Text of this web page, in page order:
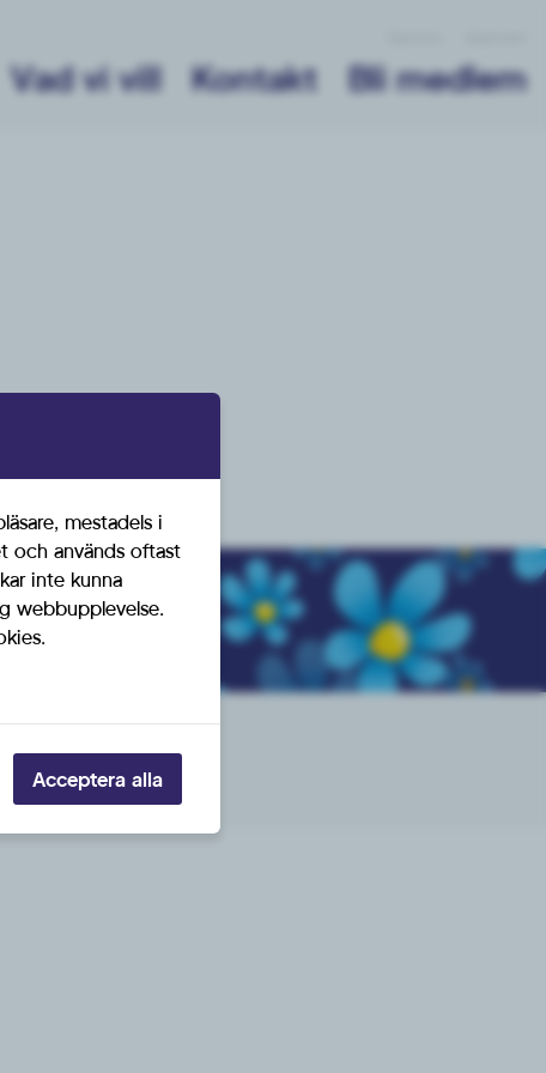
Vad vi vill Kontakt Bli medlem
mestadels i
och används oftast
inte kunna
webbupplevelse.
Acceptera alla